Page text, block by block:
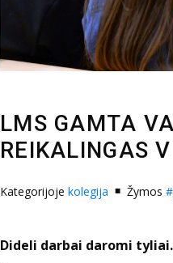
LMS GAMTA
REIKALINGAS
Kategorijoje kolegija Žymos
Dideli darbai daromi